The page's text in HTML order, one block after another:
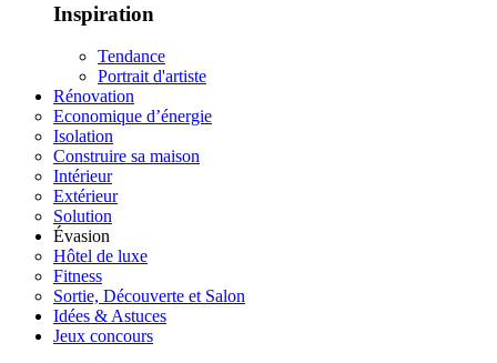
Inspiration
Tendance
Portrait d'artiste
Rénovation
Economique d’énergie
Isolation
Construire sa maison
Intérieur
Extérieur
Solution
Évasion
Hôtel de luxe
Fitness
Sortie, Découverte et Salon
Idées & Astuces
Jeux concours